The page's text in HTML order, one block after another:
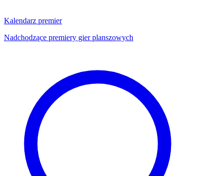
Kalendarz premier
Nadchodzące premiery gier planszowych